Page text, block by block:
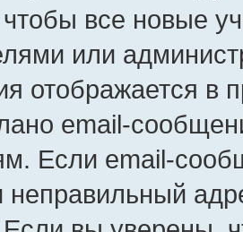
чтобы все новые
или
отображается в
email-
Если email-
неправильный